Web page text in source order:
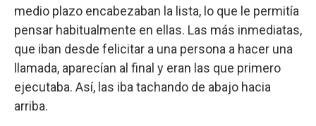
medio plazo encabezaban la lista, lo que le permitía
pensar habitualmente en ellas. Las más inmediatas,
que iban desde felicitar a una persona a hacer una
llamada, aparecían al final y eran las que primero
ejecutaba. Así, las iba tachando de abajo hacia
arriba.